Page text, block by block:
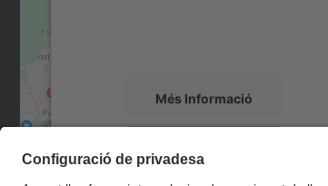
Més Informació